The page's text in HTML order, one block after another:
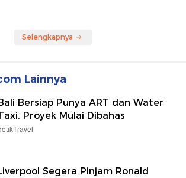
Selengkapnya
Lainnya
Bersiap Punya ART dan Water
Proyek Mulai Dibahas
Segera Pinjam Ronald